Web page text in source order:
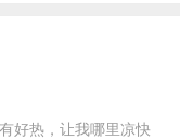
好热，让我哪里凉快